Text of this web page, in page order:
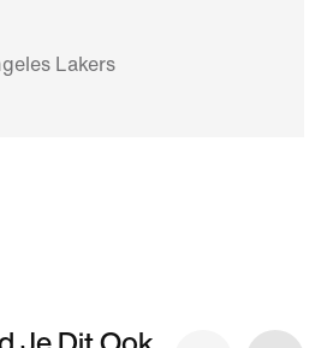
Lakers